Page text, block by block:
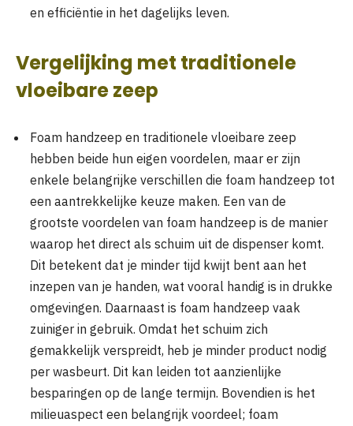
en efficiëntie in het dagelijks leven.
Vergelijking met traditionele
vloeibare zeep
Foam handzeep en traditionele vloeibare zeep
hebben beide hun eigen voordelen, maar er zijn
enkele belangrijke verschillen die foam handzeep tot
een aantrekkelijke keuze maken. Een van de
grootste voordelen van foam handzeep is de manier
waarop het direct als schuim uit de dispenser komt.
Dit betekent dat je minder tijd kwijt bent aan het
inzepen van je handen, wat vooral handig is in drukke
omgevingen. Daarnaast is foam handzeep vaak
zuiniger in gebruik. Omdat het schuim zich
gemakkelijk verspreidt, heb je minder product nodig
per wasbeurt. Dit kan leiden tot aanzienlijke
besparingen op de lange termijn. Bovendien is het
milieuaspect een belangrijk voordeel; foam